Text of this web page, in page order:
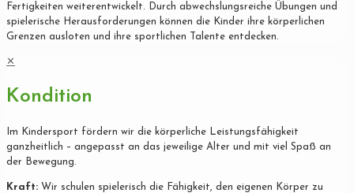
Fertigkeiten weiterentwickelt. Durch abwechslungsreiche Übungen und
spielerische Herausforderungen können die Kinder ihre körperlichen
Grenzen ausloten und ihre sportlichen Talente entdecken.
✕
Kondition
Im Kindersport fördern wir die körperliche Leistungsfähigkeit
ganzheitlich – angepasst an das jeweilige Alter und mit viel Spaß an
der Bewegung.
Kraft: Wir schulen spielerisch die Fähigkeit, den eigenen Körper zu